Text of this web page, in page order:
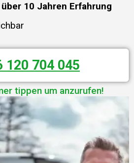
10 Jahren Erfahrung
120 704 045
tippen um anzurufen!